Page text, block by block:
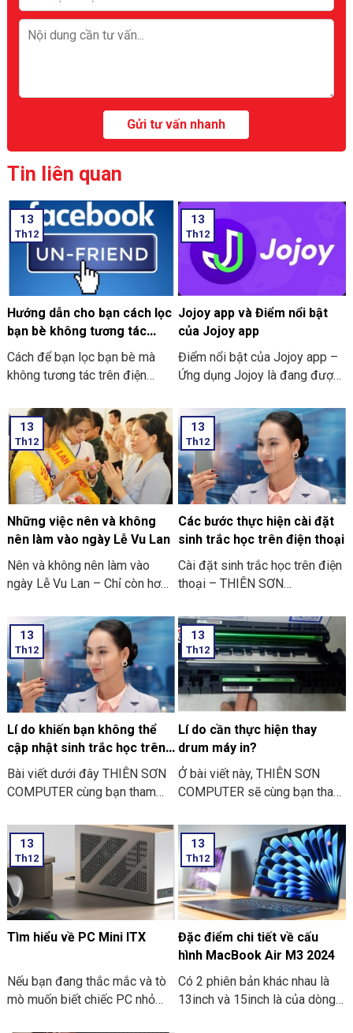
Tin liên quan
13
Th12
Hướng dẫn cho bạn cách lọc
bạn bè không tương tác
trên Facebook nhanh nhất
2024
Cách để bạn lọc bạn bè mà
không tương tác trên điện
13
Th12
Jojoy app và Điểm nổi bật
của Jojoy app
Điểm nổi bật của Jojoy app –
Ứng dụng Jojoy là đang được
đồng người yêu thích các trò
chơi điện tử ở trên điện thoại
di động.
13
Th12
Những việc nên và không
nên làm vào ngày Lễ Vu Lan
Nên và không nên làm vào
ngày Lễ Vu Lan – Chỉ còn hơn
ngày Vu Lan báo hiếu rồi.
THIÊN SƠN COMPUTER chia
sẻ với bạn về những việc nên
và không nên làm ngày Lễ Vu
Lan nhé.
13
Th12
Các bước thực hiện cài đặt
sinh trắc học trên điện thoại
Cài đặt sinh trắc học trên điện
thoại – THIÊN SƠN
khảo “các bước thực hiện cài
đặt sinh trắc học trên điện
thoại” nhé
13
Th12
Lí do khiến bạn không thể
cập nhật sinh trắc học trên
ứng dụng ngân hàng
Bài viết dưới đây THIÊN SƠN
COMPUTER cùng bạn tham
không thể cập nhật sinh trắc
học trên ứng dụng ngân hàng
thường gặp nhé:
13
Th12
Lí do cần thực hiện thay
drum máy in?
Ở bài viết này, THIÊN SƠN
COMPUTER sẽ cùng bạn tham
drum máy in là như thế nào
nhé?
13
Th12
Tìm hiểu về PC Mini ITX
Nếu bạn đang thắc mắc và tò
mò muốn biết chiếc PC nhỏ
13
Th12
Đặc điểm chi tiết về cấu
hình MacBook Air M3 2024
Có 2 phiên bản khác nhau là
13inch và 15inch là của dòng